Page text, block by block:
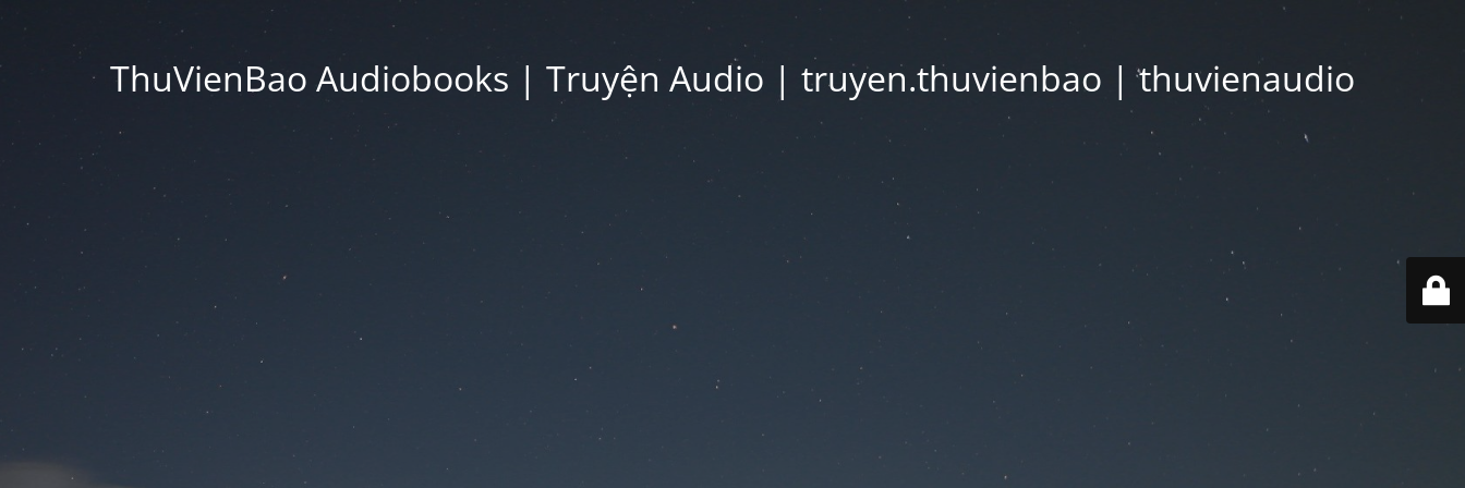
ThuVienBao Audiobooks | Truyện Audio | truyen.thuvienbao | thuvienaudio